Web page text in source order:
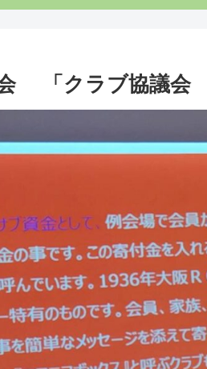
会 「クラブ協議会